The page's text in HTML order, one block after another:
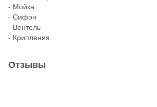
- Мойка
- Сифон
- Вентель
- Крипления
Отзывы